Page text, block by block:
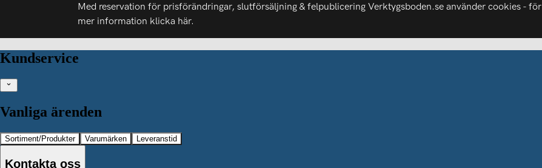
Med reservation för prisförändringar, slutförsäljning & felpublicering Verktygsboden.se använder cookies - för
mer information klicka här.